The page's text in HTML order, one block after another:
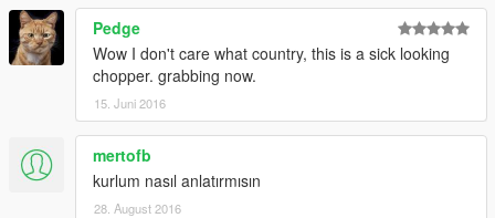
Pedge
Wow I don't care what country, this is a sick looking
chopper. grabbing now.
15. Juni 2016
mertofb
kurlum nasıl anlatırmısın
28. August 2016